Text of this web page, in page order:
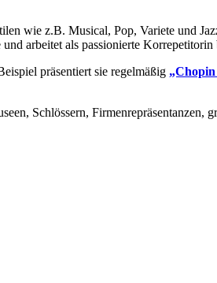
wie z.B. Musical, Pop, Variete und
arbeitet als passionierte Korrepetitorin
präsentiert sie regelmäßig
Schlössern, Firmenrepräsentanzen,